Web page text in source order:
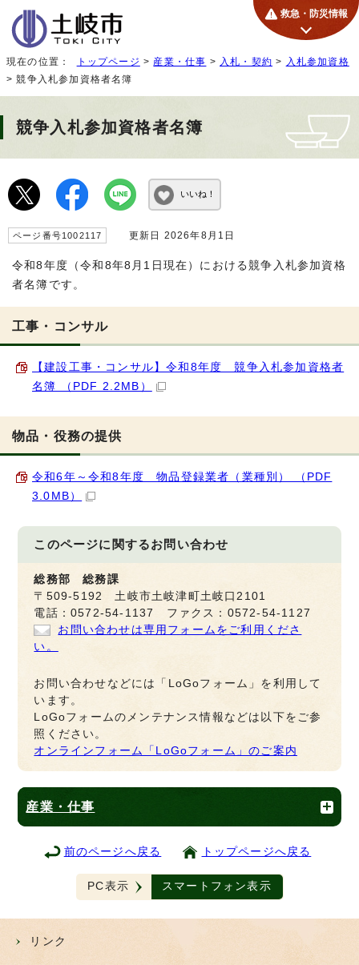
救急・防災情報
現在の位置： トップページ > 産業・仕事 > 入札・契約 > 入札参加資格
> 競争入札参加資格者名簿
競争入札参加資格者名簿
いいね！
ページ番号1002117 更新日 2026年8月1日
令和8年度（令和8年8月1日現在）における競争入札参加資格
者名簿です。
工事・コンサル
【建設工事・コンサル】令和8年度 競争入札参加資格者
名簿 （PDF 2.2MB）
物品・役務の提供
令和6年～令和8年度 物品登録業者（業種別） （PDF
3.0MB）
このページに関するお問い合わせ
総務部 総務課
〒509-5192 土岐市土岐津町土岐口2101
電話：0572-54-1137 ファクス：0572-54-1127
お問い合わせは専用フォームをご利用くださ
い。
お問い合わせなどには「LoGoフォーム」を利用して
います。
LoGoフォームのメンテナンス情報などは以下をご参
照ください。
オンラインフォーム「LoGoフォーム」のご案内
産業・仕事
前のページへ戻る トップページへ戻る
PC表示 スマートフォン表示
リンク